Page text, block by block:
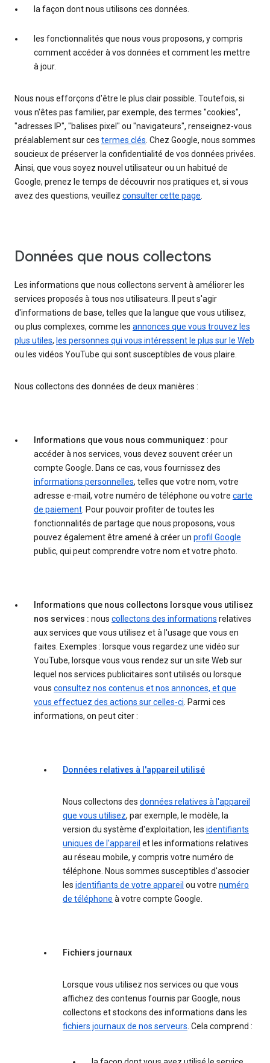
la façon dont nous utilisons ces données.
les fonctionnalités que nous vous proposons, y compris
comment accéder à vos données et comment les mettre
à jour.
Nous nous efforçons d'être le plus clair possible. Toutefois, si
vous n'êtes pas familier, par exemple, des termes "cookies",
"adresses IP", "balises pixel" ou "navigateurs", renseignez-vous
préalablement sur ces termes clés. Chez Google, nous sommes
soucieux de préserver la confidentialité de vos données privées.
Ainsi, que vous soyez nouvel utilisateur ou un habitué de
Google, prenez le temps de découvrir nos pratiques et, si vous
avez des questions, veuillez consulter cette page.
Données que nous collectons
Les informations que nous collectons servent à améliorer les
services proposés à tous nos utilisateurs. Il peut s'agir
d'informations de base, telles que la langue que vous utilisez,
ou plus complexes, comme les annonces que vous trouvez les
plus utiles, les personnes qui vous intéressent le plus sur le Web
ou les vidéos YouTube qui sont susceptibles de vous plaire.
Nous collectons des données de deux manières :
Informations que vous nous communiquez : pour
accéder à nos services, vous devez souvent créer un
compte Google. Dans ce cas, vous fournissez des
informations personnelles, telles que votre nom, votre
adresse e-mail, votre numéro de téléphone ou votre carte
de paiement. Pour pouvoir profiter de toutes les
fonctionnalités de partage que nous proposons, vous
pouvez également être amené à créer un profil Google
public, qui peut comprendre votre nom et votre photo.
Informations que nous collectons lorsque vous utilisez
nos services : nous collectons des informations relatives
aux services que vous utilisez et à l'usage que vous en
faites. Exemples : lorsque vous regardez une vidéo sur
YouTube, lorsque vous vous rendez sur un site Web sur
lequel nos services publicitaires sont utilisés ou lorsque
vous consultez nos contenus et nos annonces, et que
vous effectuez des actions sur celles-ci. Parmi ces
informations, on peut citer :
Données relatives à l'appareil utilisé
Nous collectons des données relatives à l'appareil
que vous utilisez, par exemple, le modèle, la
version du système d'exploitation, les identifiants
uniques de l'appareil et les informations relatives
au réseau mobile, y compris votre numéro de
téléphone. Nous sommes susceptibles d'associer
les identifiants de votre appareil ou votre numéro
de téléphone à votre compte Google.
Fichiers journaux
Lorsque vous utilisez nos services ou que vous
affichez des contenus fournis par Google, nous
collectons et stockons des informations dans les
fichiers journaux de nos serveurs. Cela comprend :